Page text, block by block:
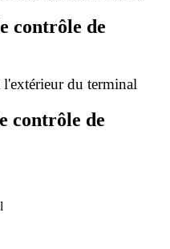
contrôle de
l'extérieur du terminal
contrôle de